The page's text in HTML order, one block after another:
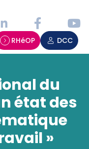
RHéOP DCC
du
état des
»